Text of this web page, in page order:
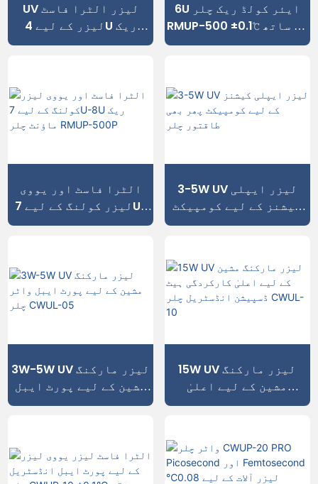
UV لیزر الٹرا فاسٹ
لیزر کے لیے 4U ریک
ماؤنٹ واٹر چلر RMUP-
6U ایئر کولڈ ریک چلر
RMUP-500 ±0.1℃ کے ساتھ
19'' ریک میں ماؤنٹ ایبل
الٹرا فاسٹ اور یووی
لیزر کولنگ کے لیے 7U-
8U ریک ماؤنٹ چلر
3-5W UV لیزر ایپلی
کیشنز کے لیے کومپیکٹ
پھر بھی طاقتور چلر
3W-5W UV لیزر مارکنگ
مشین کے لیے پورٹ ایبل
واٹر چلر CWUL-05
15W UV لیزر مارکنگ
مشین کے لیے اعلیٰ
کارکردگی ہیٹ ڈسپیشن